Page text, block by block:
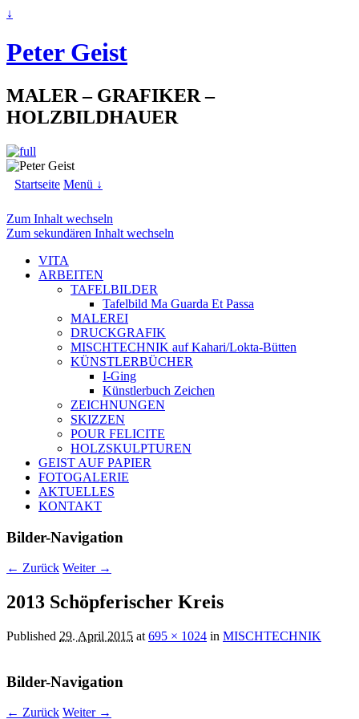
↓
Peter Geist
MALER – GRAFIKER –
HOLZBILDHAUER
Startseite Menü ↓
Zum Inhalt wechseln
Zum sekundären Inhalt wechseln
VITA
ARBEITEN
TAFELBILDER
Tafelbild Ma Guarda Et Passa
MALEREI
DRUCKGRAFIK
MISCHTECHNIK auf Kahari/Lokta-Bütten
KÜNSTLERBÜCHER
I-Ging
Künstlerbuch Zeichen
ZEICHNUNGEN
SKIZZEN
POUR FELICITE
HOLZSKULPTUREN
GEIST AUF PAPIER
FOTOGALERIE
AKTUELLES
KONTAKT
Bilder-Navigation
← Zurück Weiter →
2013 Schöpferischer Kreis
Published 29. April 2015 at 695 × 1024 in MISCHTECHNIK
Bilder-Navigation
← Zurück Weiter →